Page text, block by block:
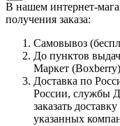
В нашем интернет-
получения заказа:
Самовывоз
До пунктов
Маркет (Boxberry)
Доставка по
России, службы
заказать
указанных